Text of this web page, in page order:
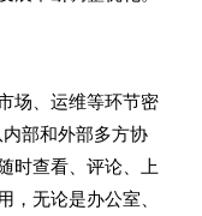
场、运维等环节密
部和外部多方协
时查看、评论、上
，无论是办公室、